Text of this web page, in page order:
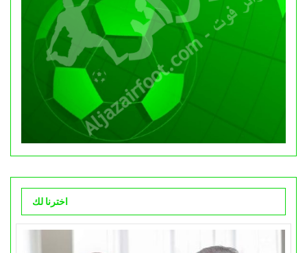
اخترنا لك